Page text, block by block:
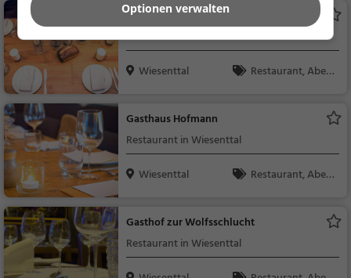
Gasthaus Sponsel
Restaurant in Wiesenttal
Wiesenttal
Restaurant, Aben
Gasthaus Hofmann
Restaurant in Wiesenttal
Wiesenttal
Restaurant, Aben
Gasthof zur Wolfsschlucht
Restaurant in Wiesenttal
Optionen verwalten